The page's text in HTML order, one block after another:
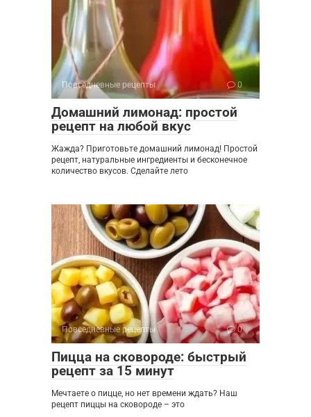
Повседневные рецепты 0
Домашний лимонад: простой
рецепт на любой вкус
Жажда? Приготовьте домашний лимонад! Простой
рецепт, натуральные ингредиенты и бесконечное
количество вкусов. Сделайте лето
Повседневные рецепты 0
Пицца на сковороде: быстрый
рецепт за 15 минут
Мечтаете о пицце, но нет времени ждать? Наш
рецепт пиццы на сковороде – это